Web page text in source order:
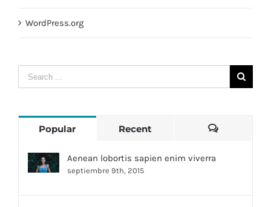
WordPress.org
Popular
Recent
Aenean lobortis sapien enim viverra
septiembre 9th, 2015